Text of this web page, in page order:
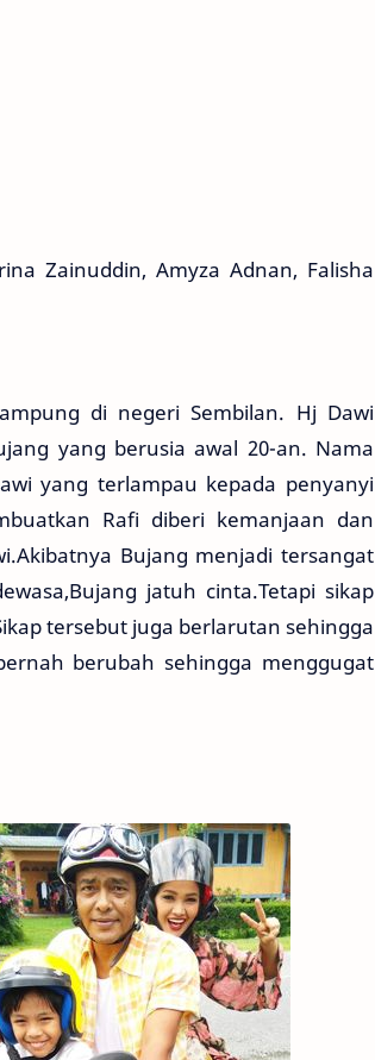
Zainuddin, Amyza Adnan, Falisha
di negeri Sembilan. Hj Dawi
yang berusia awal 20-an. Nama
yang terlampau kepada penyanyi
Rafi diberi kemanjaan dan
Bujang menjadi tersangat
jatuh cinta.Tetapi sikap
tersebut juga berlarutan sehingga
berubah sehingga menggugat